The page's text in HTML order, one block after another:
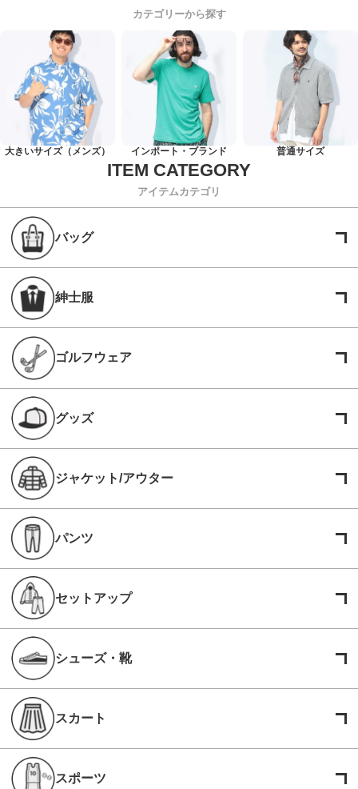
カテゴリーから探す
大きいサイズ（メンズ） インポート・ブランド 普通サイズ
アイテムカテゴリ
バッグ
紳士服
ゴルフウェア
グッズ
ジャケット/アウター
パンツ
セットアップ
シューズ・靴
スカート
スポーツ